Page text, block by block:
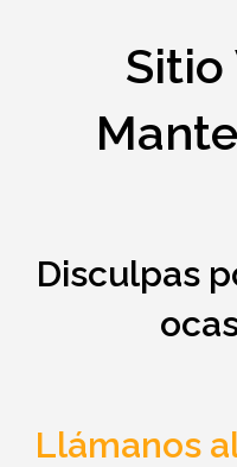
Sitio
Disculpas
Llámanos